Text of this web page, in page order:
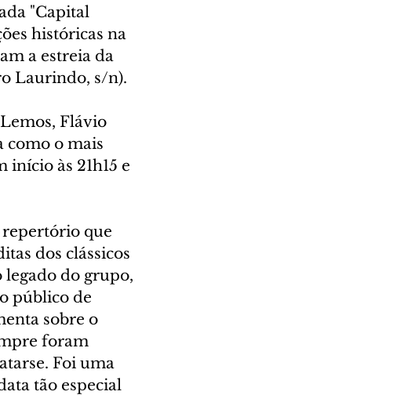
"Capital
históricas na
a estreia da
Laurindo, s/n).
Flávio
como o mais
início às 21h15 e
repertório que
dos clássicos
do grupo,
público de
sobre o
foram
Foi uma
tão especial